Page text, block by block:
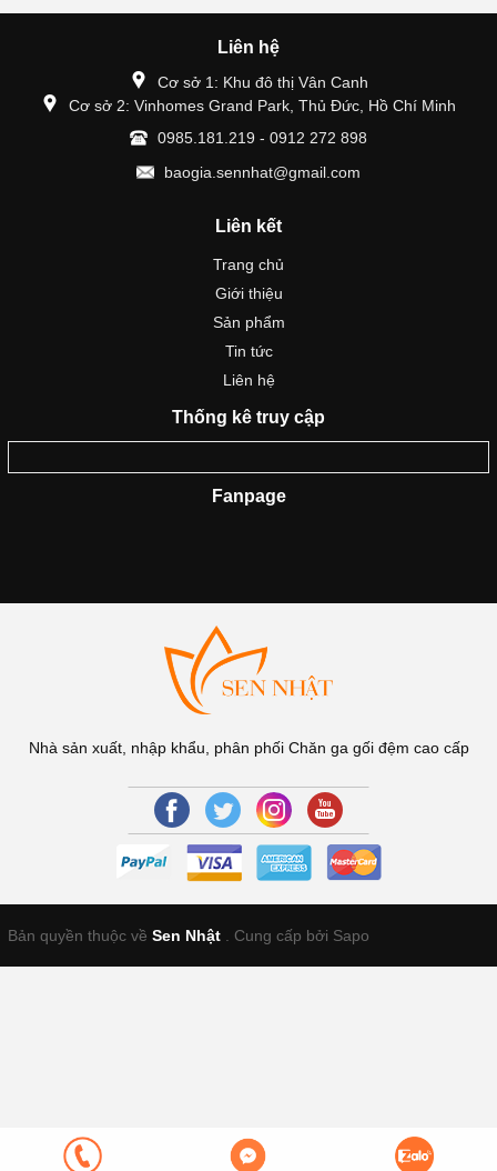
Liên hệ
Cơ sở 1: Khu đô thị Vân Canh
Cơ sở 2: Vinhomes Grand Park, Thủ Đức, Hồ Chí Minh
0985.181.219 - 0912 272 898
baogia.sennhat@gmail.com
Liên kết
Trang chủ
Giới thiệu
Sản phẩm
Tin tức
Liên hệ
Thống kê truy cập
Fanpage
Nhà sản xuất, nhập khẩu, phân phối Chăn ga gối đệm cao cấp
Bản quyền thuộc về Sen Nhật Cung cấp bởi Sapo